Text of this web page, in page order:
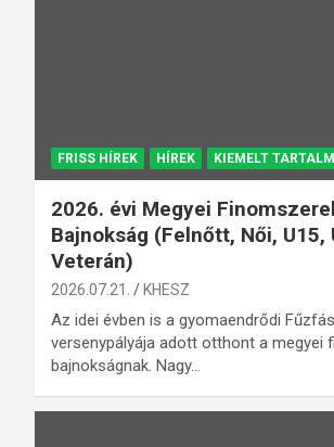
FRISS HÍREK HÍREK KIEMELT
2026. évi Megyei
Bajnokság (Felnőtt, Női, U15,
Veterán)
2026.07.21. KHESZ
Az idei évben is a gyomaendrődi
versenypályája adott otthont a megyei
bajnokságnak. Nagy…